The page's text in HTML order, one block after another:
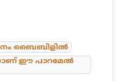
ബൈബിളിൽ
ഈ പാറമേൽ